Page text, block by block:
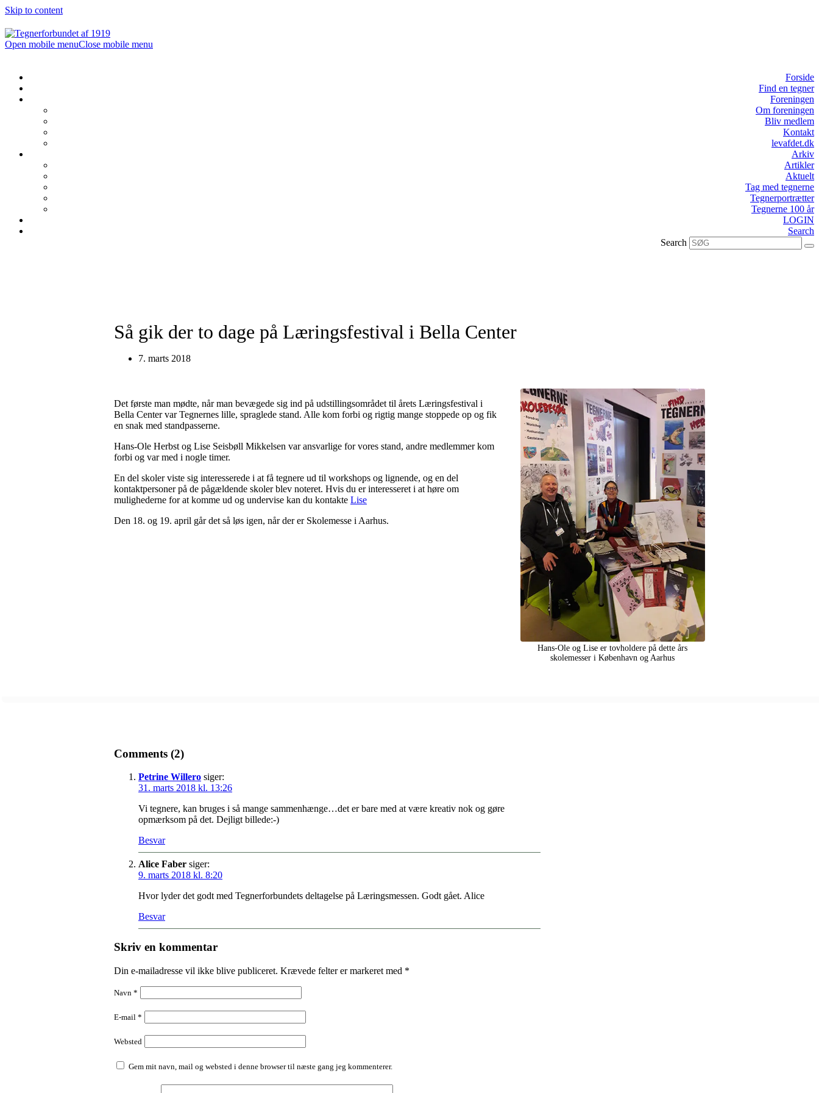
Skip to content
Open mobile menuClose mobile menu
Forside
Find en tegner
Foreningen
Om foreningen
Bliv medlem
Kontakt
levafdet.dk
Arkiv
Artikler
Aktuelt
Tag med tegnerne
Tegnerportrætter
Tegnerne 100 år
LOGIN
Search
Search
Så gik der to dage på Læringsfestival i Bella Center
7. marts 2018
Det første man mødte, når man bevægede sig ind på udstillingsområdet til årets Læringsfestival i
Bella Center var Tegnernes lille, spraglede stand. Alle kom forbi og rigtig mange stoppede op og fik
en snak med standpasserne.
Hans-Ole Herbst og Lise Seisbøll Mikkelsen var ansvarlige for vores stand, andre medlemmer kom
forbi og var med i nogle timer.
En del skoler viste sig interesserede i at få tegnere ud til workshops og lignende, og en del
kontaktpersoner på de pågældende skoler blev noteret. Hvis du er interesseret i at høre om
mulighederne for at komme ud og undervise kan du kontakte Lise
Den 18. og 19. april går det så løs igen, når der er Skolemesse i Aarhus.
Hans-Ole og Lise er tovholdere på dette års
skolemesser i København og Aarhus
Comments (2)
Petrine Willero siger:
31. marts 2018 kl. 13:26
Vi tegnere, kan bruges i så mange sammenhænge…det er bare med at være kreativ nok og gøre
opmærksom på det. Dejligt billede:-)
Besvar
Alice Faber siger:
9. marts 2018 kl. 8:20
Hvor lyder det godt med Tegnerforbundets deltagelse på Læringsmessen. Godt gået. Alice
Besvar
Skriv en kommentar
Din e-mailadresse vil ikke blive publiceret. Krævede felter er markeret med *
Navn *
E-mail *
Websted
Gem mit navn, mail og websted i denne browser til næste gang jeg kommenterer.